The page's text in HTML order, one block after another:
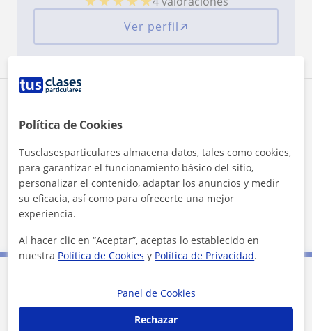
Ver perfil
Santa Perpètua de Mogoda
Sant Fost de Campsentelles
Parets del Vallès
Mollet del Vallès
Contacta con Júlia
Política de Cookies
Tusclasesparticulares almacena datos, tales como cookies,
para garantizar el funcionamiento básico del sitio,
personalizar el contenido, adaptar los anuncios y medir
su eficacia, así como para ofrecerte una mejor
experiencia.
Al hacer clic en “Aceptar”, aceptas lo establecido en
nuestra Política de Cookies y Política de Privacidad.
Panel de Cookies
Rechazar